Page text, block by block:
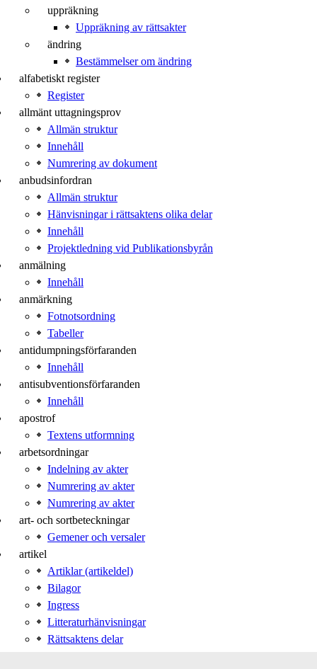
uppräkning
Uppräkning av rättsakter
ändring
Bestämmelser om ändring
alfabetiskt register
Register
allmänt uttagningsprov
Allmän struktur
Innehåll
Numrering av dokument
anbudsinfordran
Allmän struktur
Hänvisningar i rättsaktens olika delar
Innehåll
Projektledning vid Publikationsbyrån
anmälning
Innehåll
anmärkning
Fotnotsordning
Tabeller
antidumpningsförfaranden
Innehåll
antisubventionsförfaranden
Innehåll
apostrof
Textens utformning
arbetsordningar
Indelning av akter
Numrering av akter
Numrering av akter
art- och sortbeteckningar
Gemener och versaler
artikel
Artiklar (artikeldel)
Bilagor
Ingress
Litteraturhänvisningar
Rättsaktens delar